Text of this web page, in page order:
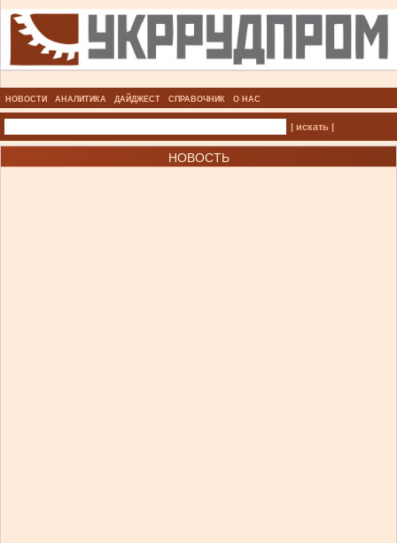
НОВОСТИ АНАЛИТИКА ДАЙДЖЕСТ СПРАВОЧНИК О НАС
| искать |
НОВОСТЬ